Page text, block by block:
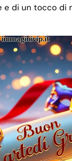
e di un tocco di